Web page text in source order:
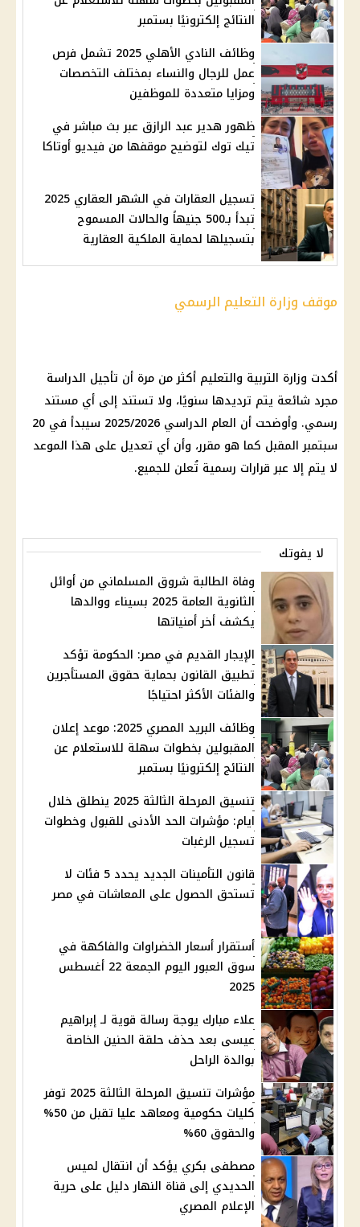
النتائج إلكترونيًا بستمبر
وظائف النادي الأهلي 2025 تشمل فرص
عمل للرجال والنساء بمختلف التخصصات
ومزايا متعددة للموظفين
ظهور هدير عبد الرازق عبر بث مباشر في
تيك توك لتوضيح موقفها من فيديو أوتاكا
تسجيل العقارات في الشهر العقاري 2025
تبدأ بـ500 جنيهاً والحالات المسموح
بتسجيلها لحماية الملكية العقارية
موقف وزارة التعليم الرسمي
أكدت وزارة التربية والتعليم أكثر من مرة أن تأجيل الدراسة
مجرد شائعة يتم ترديدها سنويًا، ولا تستند إلى أي مستند
رسمي. وأوضحت أن العام الدراسي 2025/2026 سيبدأ في 20
سبتمبر المقبل كما هو مقرر، وأن أي تعديل على هذا الموعد
لا يتم إلا عبر قرارات رسمية تُعلن للجميع.
لا يفوتك
وفاة الطالبة شروق المسلماني من أوائل
الثانوية العامة 2025 بسيناء ووالدها
يكشف أخر أمنياتها
الإيجار القديم في مصر: الحكومة تؤكد
تطبيق القانون بحماية حقوق المستأجرين
والفئات الأكثر احتياجًا
وظائف البريد المصري 2025: موعد إعلان
المقبولين بخطوات سهلة للاستعلام عن
النتائج إلكترونيًا بستمبر
تنسيق المرحلة الثالثة 2025 ينطلق خلال
ايام: مؤشرات الحد الأدنى للقبول وخطوات
تسجيل الرغبات
قانون التأمينات الجديد يحدد 5 فئات لا
تستحق الحصول على المعاشات في مصر
أستقرار أسعار الخضراوات والفاكهة في
سوق العبور اليوم الجمعة 22 أغسطس
2025
علاء مبارك يوجة رسالة قوية لـ إبراهيم
عيسى بعد حذف حلقة الحنين الخاصة
بوالدة الراحل
مؤشرات تنسيق المرحلة الثالثة 2025 توفر
كليات حكومية ومعاهد عليا تقبل من 50%
والحقوق 60%
مصطفى بكري يؤكد أن انتقال لميس
الحديدي إلى قناة النهار دليل على حرية
الإعلام المصري